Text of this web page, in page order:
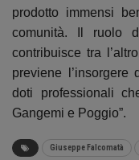
prodotto immensi
comunità. Il ruolo
contribuisce tra
previene
doti professionali
Gangemi e Poggio”.
Giuseppe Falcomatà